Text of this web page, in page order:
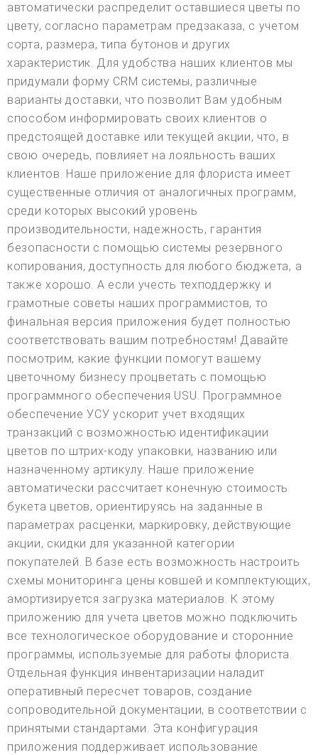
автоматически распределит оставшиеся цветы по
цвету, согласно параметрам предзаказа, с учетом
сорта, размера, типа бутонов и других
характеристик. Для удобства наших клиентов мы
придумали форму CRM системы, различные
варианты доставки, что позволит Вам удобным
способом информировать своих клиентов о
предстоящей доставке или текущей акции, что, в
свою очередь, повлияет на лояльность ваших
клиентов. Наше приложение для флориста имеет
существенные отличия от аналогичных программ,
среди которых высокий уровень
производительности, надежность, гарантия
безопасности с помощью системы резервного
копирования, доступность для любого бюджета, а
также хорошо. А если учесть техподдержку и
грамотные советы наших программистов, то
финальная версия приложения будет полностью
соответствовать вашим потребностям! Давайте
посмотрим, какие функции помогут вашему
цветочному бизнесу процветать с помощью
программного обеспечения USU. Программное
обеспечение УСУ ускорит учет входящих
транзакций с возможностью идентификации
цветов по штрих-коду упаковки, названию или
назначенному артикулу. Наше приложение
автоматически рассчитает конечную стоимость
букета цветов, ориентируясь на заданные в
параметрах расценки, маркировку, действующие
акции, скидки для указанной категории
покупателей. В базе есть возможность настроить
схемы мониторинга цены ковшей и комплектующих,
амортизируется загрузка материалов. К этому
приложению для учета цветов можно подключить
все технологическое оборудование и сторонние
программы, используемые для работы флориста.
Отдельная функция инвентаризации наладит
оперативный пересчет товаров, создание
сопроводительной документации, в соответствии с
принятыми стандартами. Эта конфигурация
приложения поддерживает использование